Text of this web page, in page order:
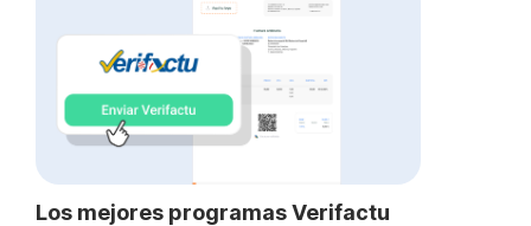
Los mejores programas Verifactu